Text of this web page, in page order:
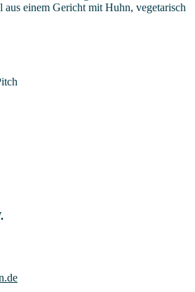
einem Gericht mit Huhn, vegetarisch